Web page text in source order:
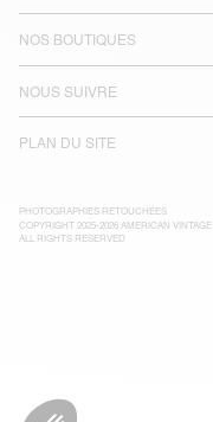
NOS BOUTIQUES
NOUS SUIVRE
PLAN DU SITE
PHOTOGRAPHIES RETOUCHÉES
COPYRIGHT 2025-2026 AMERICAN VINTAGE
ALL RIGHTS RESERVED